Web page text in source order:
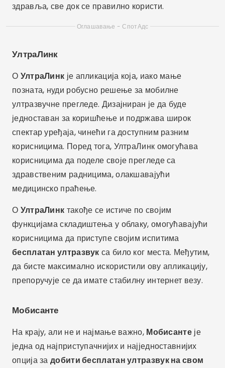
здравља, све док се правилно користи.
Оглашавање - СпотАдс
УлтраЛинк
О УлтраЛинк је апликација која, иако мање
позната, нуди робусно решење за мобилне
ултразвучне прегледе. Дизајниран је да буде
једноставан за коришћење и подржава широк
спектар уређаја, чинећи га доступним разним
корисницима. Поред тога, УлтраЛинк омогућава
корисницима да поделе своје прегледе са
здравственим радницима, олакшавајући
медицинско праћење.
О УлтраЛинк такође се истиче по својим
функцијама складиштења у облаку, омогућавајући
корисницима да приступе својим испитима
бесплатан ултразвук са било ког места. Међутим,
да бисте максимално искористили ову апликацију,
препоручује се да имате стабилну интернет везу.
Мобисанте
На крају, али не и најмање важно, Мобисантеје
једна од најприступачнијих и најједноставнијих
опција за добити бесплатан ултразвук на свом